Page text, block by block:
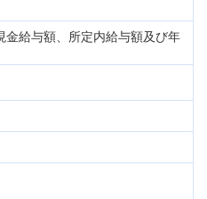
給与額、所定内給与額及び年